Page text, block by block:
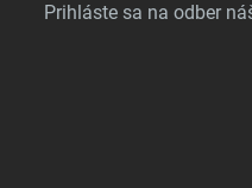
Prihláste sa na odber